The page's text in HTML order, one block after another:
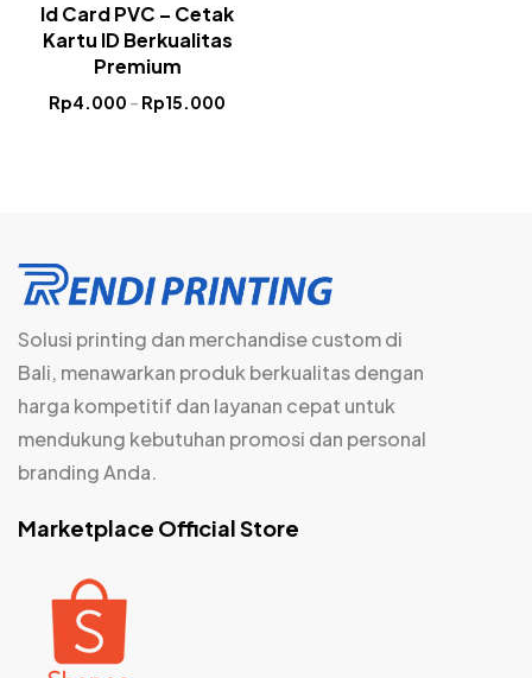
Id Card PVC – Cetak
Kartu ID Berkualitas
Premium
Rp4.000 – Rp15.000
Solusi printing dan merchandise custom di
Bali, menawarkan produk berkualitas dengan
harga kompetitif dan layanan cepat untuk
mendukung kebutuhan promosi dan personal
branding Anda.
Marketplace Official Store